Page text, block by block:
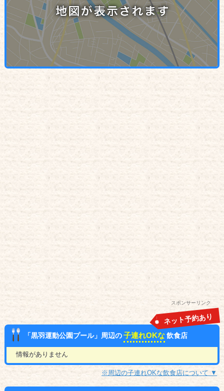
スポンサーリンク
「黒羽運動公園プール」周辺の子連れOKな 飲食店
ネット予約あり
情報がありません
※周辺の子連れOKな飲食店について ▼